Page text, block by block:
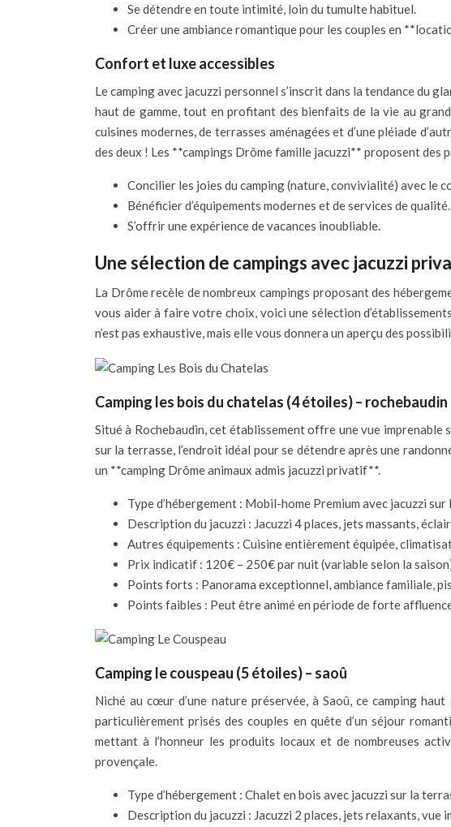
Se détendre en toute intimité, loin du tumulte habituel.
Créer une ambiance romantique pour les couples en
Confort et luxe accessibles
Le camping avec jacuzzi personnel s’inscrit dans la tendance du
haut de gamme, tout en profitant des bienfaits de la vie au
cuisines modernes, de terrasses aménagées et d’une pléiade
des deux ! Les **campings Drôme famille jacuzzi** proposent des
Concilier les joies du camping (nature, convivialité) avec le
Bénéficier d’équipements modernes et de services de qualité.
S’offrir une expérience de vacances inoubliable.
Une sélection de campings avec jacuzzi
La Drôme recèle de nombreux campings proposant des
vous aider à faire votre choix, voici une sélection
n’est pas exhaustive, mais elle vous donnera un aperçu des
Camping les bois du chatelas (4 étoiles) – rochebaudin
Situé à Rochebaudin, cet établissement offre une vue
sur la terrasse, l’endroit idéal pour se détendre après une
un **camping Drôme animaux admis jacuzzi privatif**.
Type d’hébergement : Mobil-home Premium avec jacuzzi sur
Description du jacuzzi : Jacuzzi 4 places, jets massants,
Autres équipements : Cuisine entièrement équipée,
Prix indicatif : 120€ – 250€ par nuit (variable selon la
Points forts : Panorama exceptionnel, ambiance familiale,
Points faibles : Peut être animé en période de forte
Camping le couspeau (5 étoiles) – saoû
Niché au cœur d’une nature préservée, à Saoû, ce camping
particulièrement prisés des couples en quête d’un séjour
mettant à l’honneur les produits locaux et de nombreuses
provençale.
Type d’hébergement : Chalet en bois avec jacuzzi sur la
Description du jacuzzi : Jacuzzi 2 places, jets relaxants,